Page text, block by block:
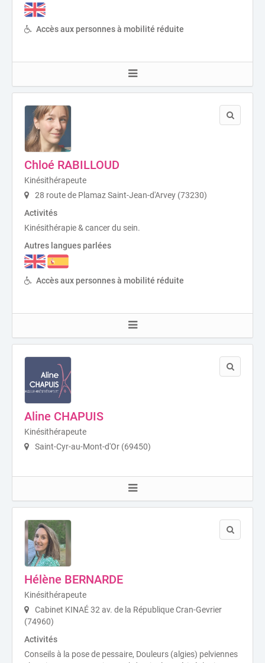
Accès aux personnes à mobilité réduite
Chloé RABILLOUD
Kinésithérapeute
28 route de Plamaz Saint-Jean-d'Arvey (73230)
Activités
Kinésithérapie & cancer du sein.
Autres langues parlées
Accès aux personnes à mobilité réduite
Aline CHAPUIS
Kinésithérapeute
Saint-Cyr-au-Mont-d'Or (69450)
Hélène BERNARDE
Kinésithérapeute
Cabinet KINAÉ 32 av. de la République Cran-Gevrier
(74960)
Activités
Conseils à la pose de pessaire, Douleurs (algies) pelviennes